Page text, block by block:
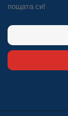
пощата си!